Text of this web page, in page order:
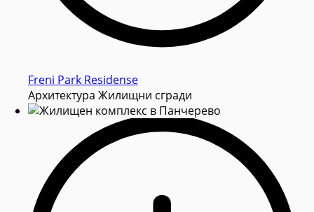
Freni Park Residense
Архитектура Жилищни сгради